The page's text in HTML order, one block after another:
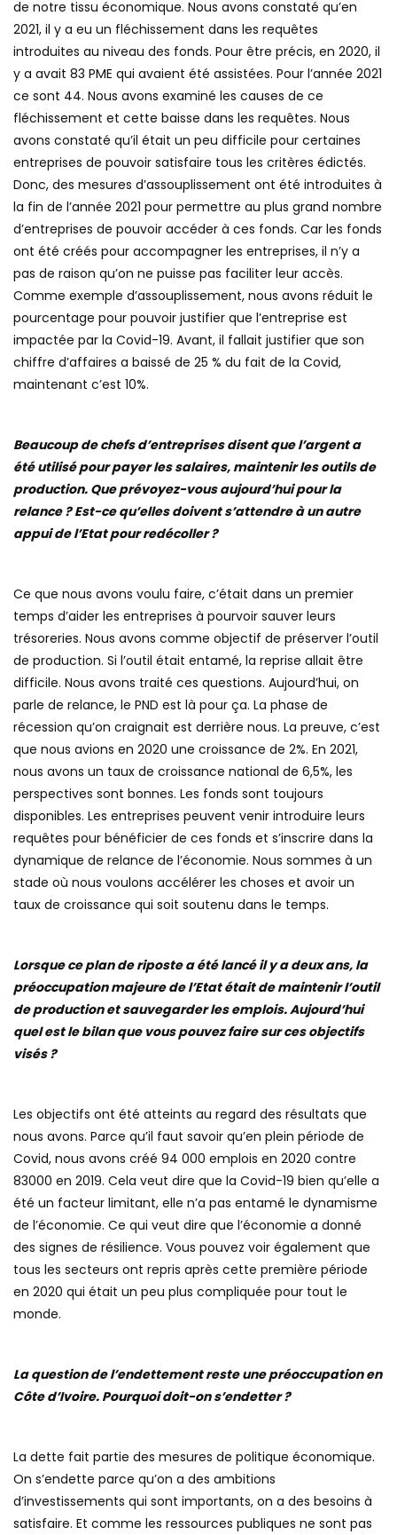
de notre tissu économique. Nous avons constaté qu’en
2021, il y a eu un fléchissement dans les requêtes
introduites au niveau des fonds. Pour être précis, en 2020, il
y a avait 83 PME qui avaient été assistées. Pour l’année 2021
ce sont 44. Nous avons examiné les causes de ce
fléchissement et cette baisse dans les requêtes. Nous
avons constaté qu’il était un peu difficile pour certaines
entreprises de pouvoir satisfaire tous les critères édictés.
Donc, des mesures d’assouplissement ont été introduites à
la fin de l’année 2021 pour permettre au plus grand nombre
d’entreprises de pouvoir accéder à ces fonds. Car les fonds
ont été créés pour accompagner les entreprises, il n’y a
pas de raison qu’on ne puisse pas faciliter leur accès.
Comme exemple d’assouplissement, nous avons réduit le
pourcentage pour pouvoir justifier que l’entreprise est
impactée par la Covid-19. Avant, il fallait justifier que son
chiffre d’affaires a baissé de 25 % du fait de la Covid,
maintenant c’est 10%.
Beaucoup de chefs d’entreprises disent que l’argent a
été utilisé pour payer les salaires, maintenir les outils de
production. Que prévoyez-vous aujourd’hui pour la
relance ? Est-ce qu’elles doivent s’attendre à un autre
appui de l’Etat pour redécoller ?
Ce que nous avons voulu faire, c’était dans un premier
temps d’aider les entreprises à pourvoir sauver leurs
trésoreries. Nous avons comme objectif de préserver l’outil
de production. Si l’outil était entamé, la reprise allait être
difficile. Nous avons traité ces questions. Aujourd’hui, on
parle de relance, le PND est là pour ça. La phase de
récession qu’on craignait est derrière nous. La preuve, c’est
que nous avions en 2020 une croissance de 2%. En 2021,
nous avons un taux de croissance national de 6,5%, les
perspectives sont bonnes. Les fonds sont toujours
disponibles. Les entreprises peuvent venir introduire leurs
requêtes pour bénéficier de ces fonds et s’inscrire dans la
dynamique de relance de l’économie. Nous sommes à un
stade où nous voulons accélérer les choses et avoir un
taux de croissance qui soit soutenu dans le temps.
Lorsque ce plan de riposte a été lancé il y a deux ans, la
préoccupation majeure de l’Etat était de maintenir l’outil
de production et sauvegarder les emplois. Aujourd’hui
quel est le bilan que vous pouvez faire sur ces objectifs
visés ?
Les objectifs ont été atteints au regard des résultats que
nous avons. Parce qu’il faut savoir qu’en plein période de
Covid, nous avons créé 94 000 emplois en 2020 contre
83000 en 2019. Cela veut dire que la Covid-19 bien qu’elle a
été un facteur limitant, elle n’a pas entamé le dynamisme
de l’économie. Ce qui veut dire que l’économie a donné
des signes de résilience. Vous pouvez voir également que
tous les secteurs ont repris après cette première période
en 2020 qui était un peu plus compliquée pour tout le
monde.
La question de l’endettement reste une préoccupation en
Côte d’Ivoire. Pourquoi doit-on s’endetter ?
La dette fait partie des mesures de politique économique.
On s’endette parce qu’on a des ambitions
d’investissements qui sont importants, on a des besoins à
satisfaire. Et comme les ressources publiques ne sont pas